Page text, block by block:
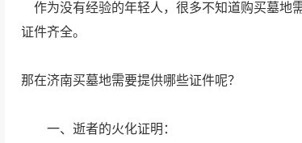
作为没有经验的年轻人，很多不知道购买墓地
证件齐全。
那在济南买墓地需要提供哪些证件呢？
一、逝者的火化证明：